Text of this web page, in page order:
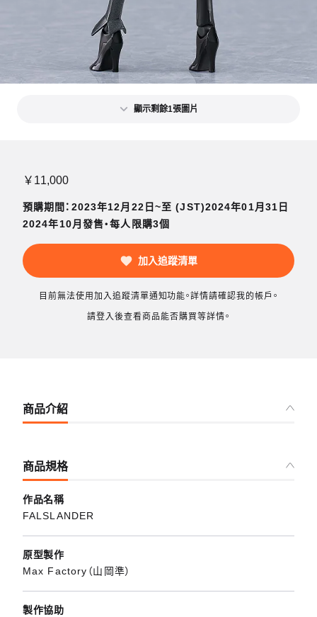
顯示剩餘1張圖片
￥11,000
預購期間：2023年12月22日~至 (JST)2024年01月31日
2024年10月發售・每人限購3個
加入追蹤清單
目前無法使用加入追蹤清單通知功能。詳情請確認我的帳戶。
請登入後查看商品能否購買等詳情。
商品介紹
商品規格
作品名稱
FALSLANDER
原型製作
Max Factory（山岡準）
製作協助